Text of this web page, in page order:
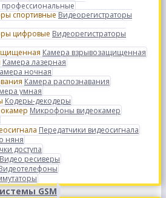
профессиональные
Видеорегистраторы
Видеорегистраторы
Камера взрывозащищенная
Камера лазерная
ночная
Камера распознавания
умная
Кодеры-декодеры
Микрофоны видеокамер
Передатчики видеосигнала
няня
доступа
Видео ресиверы
GSM